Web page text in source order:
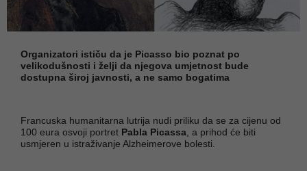
Organizatori ističu da je Picasso bio poznat po
velikodušnosti i želji da njegova umjetnost bude
dostupna široj javnosti, a ne samo bogatima
Francuska humanitarna lutrija nudi priliku da se za cijenu od
100 eura osvoji portret Pabla Picassa , a prihod će biti
usmjeren u istraživanje Alzheimerove bolesti.